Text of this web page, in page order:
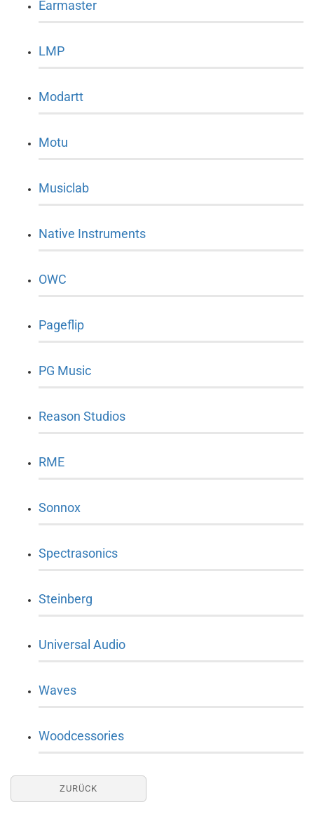
Earmaster
LMP
Modartt
Motu
Musiclab
Native Instruments
OWC
Pageflip
PG Music
Reason Studios
RME
Sonnox
Spectrasonics
Steinberg
Universal Audio
Waves
Woodcessories
ZURÜCK